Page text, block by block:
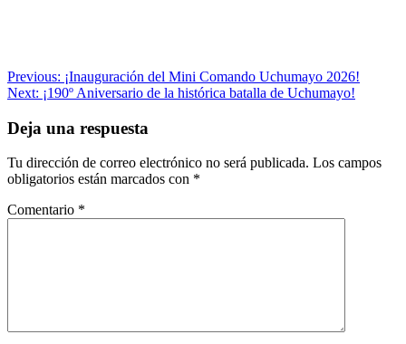
Navegación
de
entradas
Previous: ¡Inauguración del Mini Comando Uchumayo 2026!
Next: ¡190º Aniversario de la histórica batalla de Uchumayo!
Deja una respuesta
Tu dirección de correo electrónico no será publicada. Los campos
obligatorios están marcados con *
Comentario *